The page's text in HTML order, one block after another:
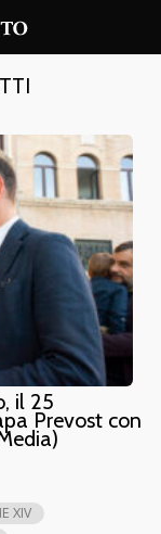
il 25
Prevost con
XIV